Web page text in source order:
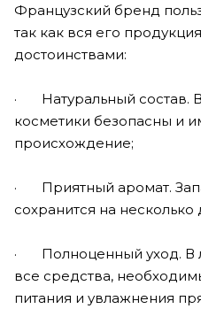
Французский бренд
так как вся его
достоинствами:
· Натуральный состав.
косметики безопасны и
происхождение;
· Приятный аромат.
сохранится на несколько
· Полноценный уход. В
все средства,
питания и увлажнения